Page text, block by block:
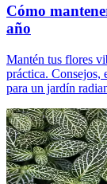
Cómo
año
Mantén tus flores
práctica. Consejos,
para un jardín